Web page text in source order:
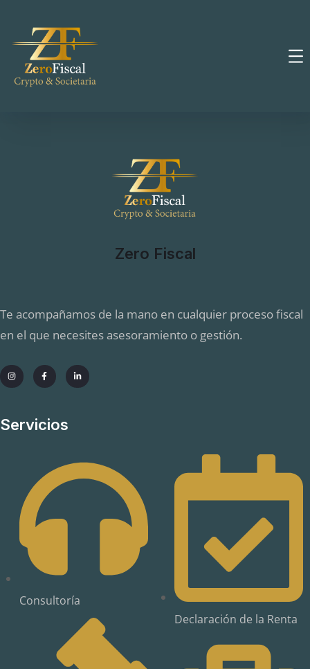
Zero Fiscal
Te acompañamos de la mano en cualquier proceso fiscal
en el que necesites asesoramiento o gestión.
Servicios
Consultoría
Declaración de la Renta